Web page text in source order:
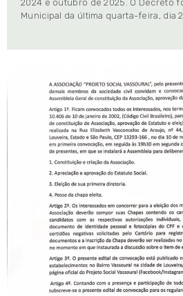
2024 e outubro de 2025. O Decreto
Municipal da última quarta-feira, dia